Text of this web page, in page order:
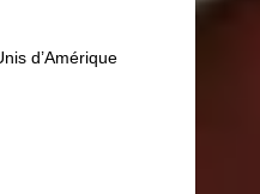
d’Amérique